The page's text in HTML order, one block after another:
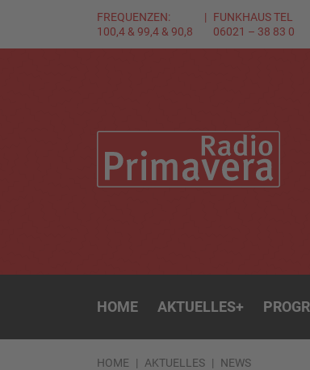
FREQUENZEN:
100,4 & 99,4 & 90,8
FUNKHAUS TEL
06021 – 38 83 0
HOME AKTUELLES+
HOME AKTUELLES NEWS